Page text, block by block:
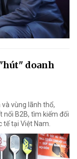
doanh
vùng lãnh thổ,
nối B2B, tìm kiếm đối
tế tại Việt Nam.